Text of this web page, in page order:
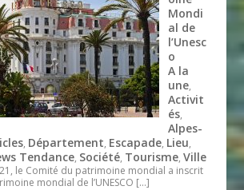
Mondi
al de
l’Unesc
o
A la
une,
Activit
és,
Alpes-
, Département, Escapade, Lieu,
Tendance, Société, Tourisme,Ville
le Comité du patrimoine mondial a inscrit
mondial de l’UNESCO […]